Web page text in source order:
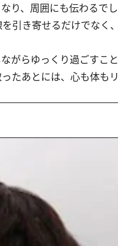
り、周囲にも伝わるで
引き寄せるだけでなく
がらゆっくり過ごすこ
たあとには、心も体も